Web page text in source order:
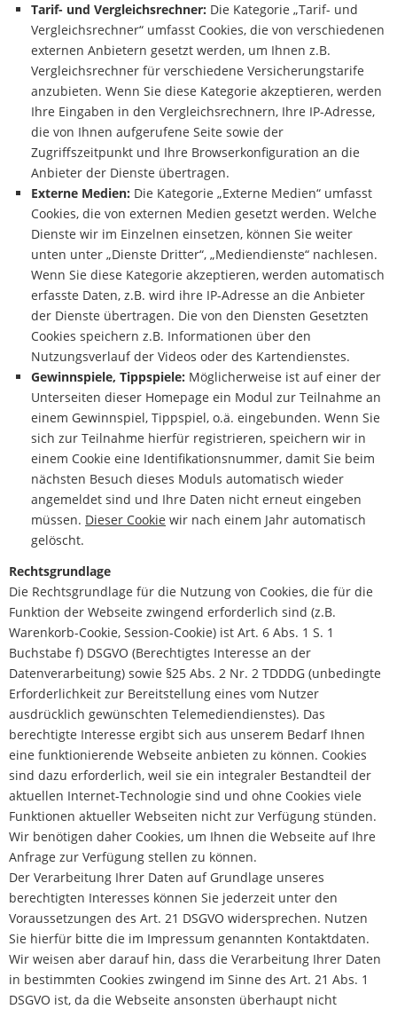
Tarif- und Vergleichsrechner: Die Kategorie „Tarif- und
Vergleichsrechner“ umfasst Cookies, die von verschiedenen
externen Anbietern gesetzt werden, um Ihnen z.B.
Vergleichsrechner für verschiedene Versicherungstarife
anzubieten. Wenn Sie diese Kategorie akzeptieren, werden
Ihre Eingaben in den Vergleichsrechnern, Ihre IP-Adresse,
die von Ihnen aufgerufene Seite sowie der
Zugriffszeitpunkt und Ihre Browserkonfiguration an die
Anbieter der Dienste übertragen.
Externe Medien: Die Kategorie „Externe Medien“ umfasst
Cookies, die von externen Medien gesetzt werden. Welche
Dienste wir im Einzelnen einsetzen, können Sie weiter
unten unter „Dienste Dritter“, „Mediendienste“ nachlesen.
Wenn Sie diese Kategorie akzeptieren, werden automatisch
erfasste Daten, z.B. wird ihre IP-Adresse an die Anbieter
der Dienste übertragen. Die von den Diensten Gesetzten
Cookies speichern z.B. Informationen über den
Nutzungsverlauf der Videos oder des Kartendienstes.
Gewinnspiele, Tippspiele: Möglicherweise ist auf einer der
Unterseiten dieser Homepage ein Modul zur Teilnahme an
einem Gewinnspiel, Tippspiel, o.ä. eingebunden. Wenn Sie
sich zur Teilnahme hierfür registrieren, speichern wir in
einem Cookie eine Identifikationsnummer, damit Sie beim
nächsten Besuch dieses Moduls automatisch wieder
angemeldet sind und Ihre Daten nicht erneut eingeben
müssen. Dieser Cookie wir nach einem Jahr automatisch
gelöscht.
Rechtsgrundlage
Die Rechtsgrundlage für die Nutzung von Cookies, die für die
Funktion der Webseite zwingend erforderlich sind (z.B.
Warenkorb-Cookie, Session-Cookie) ist Art. 6 Abs. 1 S. 1
Buchstabe f) DSGVO (Berechtigtes Interesse an der
Datenverarbeitung) sowie §25 Abs. 2 Nr. 2 TDDDG (unbedingte
Erforderlichkeit zur Bereitstellung eines vom Nutzer
ausdrücklich gewünschten Telemediendienstes). Das
berechtigte Interesse ergibt sich aus unserem Bedarf Ihnen
eine funktionierende Webseite anbieten zu können. Cookies
sind dazu erforderlich, weil sie ein integraler Bestandteil der
aktuellen Internet-Technologie sind und ohne Cookies viele
Funktionen aktueller Webseiten nicht zur Verfügung stünden.
Wir benötigen daher Cookies, um Ihnen die Webseite auf Ihre
Anfrage zur Verfügung stellen zu können.
Der Verarbeitung Ihrer Daten auf Grundlage unseres
berechtigten Interesses können Sie jederzeit unter den
Voraussetzungen des Art. 21 DSGVO widersprechen. Nutzen
Sie hierfür bitte die im Impressum genannten Kontaktdaten.
Wir weisen aber darauf hin, dass die Verarbeitung Ihrer Daten
in bestimmten Cookies zwingend im Sinne des Art. 21 Abs. 1
DSGVO ist, da die Webseite ansonsten überhaupt nicht